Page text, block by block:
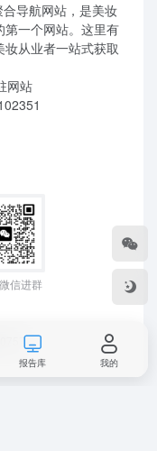
导航网站，是美妆
第一个网站。这里有
从业者一站式获取
网站
信进群
报告库 我的